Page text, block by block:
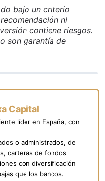
bajo un criterio
ni
contiene riesgos.
son garantía de
Capital
líder en España, con
o administrados, de
carteras de fondos
con diversificación
que los bancos.